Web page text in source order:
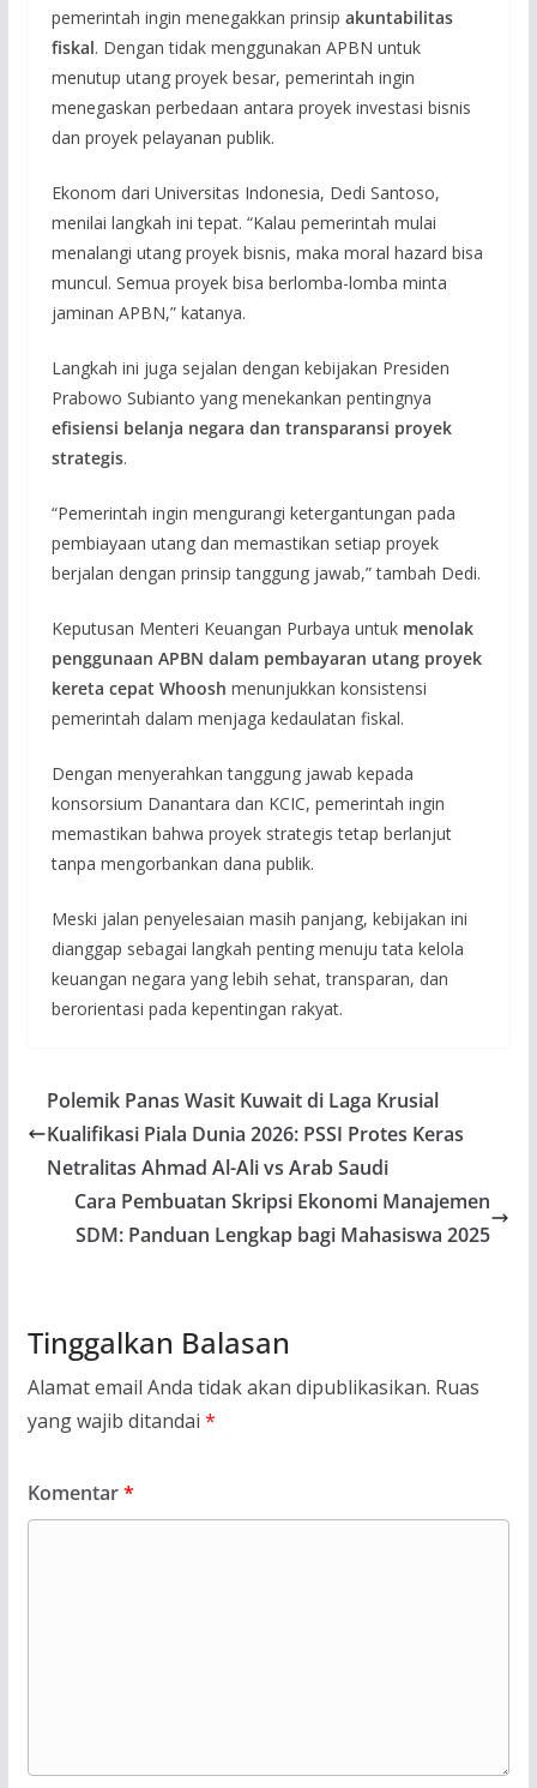
pemerintah ingin menegakkan prinsip akuntabilitas
fiskal. Dengan tidak menggunakan APBN untuk
menutup utang proyek besar, pemerintah ingin
menegaskan perbedaan antara proyek investasi bisnis
dan proyek pelayanan publik.
Ekonom dari Universitas Indonesia, Dedi Santoso,
menilai langkah ini tepat. “Kalau pemerintah mulai
menalangi utang proyek bisnis, maka moral hazard bisa
muncul. Semua proyek bisa berlomba-lomba minta
jaminan APBN,” katanya.
Langkah ini juga sejalan dengan kebijakan Presiden
Prabowo Subianto yang menekankan pentingnya
efisiensi belanja negara dan transparansi proyek
strategis.
“Pemerintah ingin mengurangi ketergantungan pada
pembiayaan utang dan memastikan setiap proyek
berjalan dengan prinsip tanggung jawab,” tambah Dedi.
Keputusan Menteri Keuangan Purbaya untuk menolak
penggunaan APBN dalam pembayaran utang proyek
kereta cepat Whoosh menunjukkan konsistensi
pemerintah dalam menjaga kedaulatan fiskal.
Dengan menyerahkan tanggung jawab kepada
konsorsium Danantara dan KCIC, pemerintah ingin
memastikan bahwa proyek strategis tetap berlanjut
tanpa mengorbankan dana publik.
Meski jalan penyelesaian masih panjang, kebijakan ini
dianggap sebagai langkah penting menuju tata kelola
keuangan negara yang lebih sehat, transparan, dan
berorientasi pada kepentingan rakyat.
Polemik Panas Wasit Kuwait di Laga Krusial
Kualifikasi Piala Dunia 2026: PSSI Protes Keras
Netralitas Ahmad Al-Ali vs Arab Saudi
Cara Pembuatan Skripsi Ekonomi Manajemen
SDM: Panduan Lengkap bagi Mahasiswa 2025
Tinggalkan Balasan
Alamat email Anda tidak akan dipublikasikan. Ruas
yang wajib ditandai *
Komentar*